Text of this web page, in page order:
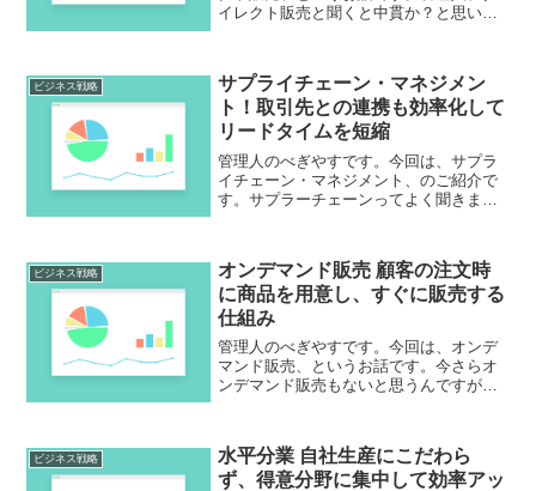
イレクト販売と聞くと中貫か？と思いま
が。ただこれ、中間業者のマージンが不
要になるというメリットはあ...
ビジネス戦略
サプライチェーン・マネジメン
ト！取引先との連携も効率化して
リードタイムを短縮
管理人のべぎやすです。今回は、サプラ
イチェーン・マネジメント、のご紹介で
す。サプラーチェーンってよく聞きます
のことなんだろうとはわかるんですけ
ど。管理人も理解がイマイチ...
ビジネス戦略
オンデマンド販売 顧客の注文時
に商品を用意し、すぐに販売する
仕組み
管理人のべぎやすです。今回は、オンデ
マンド販売、というお話です。今さらオ
ンデマンド販売もないと思うんですが。
屋とか寿司屋とか。注文を聞いてその場
で作って販売してその場で...
ビジネス戦略
水平分業 自社生産にこだわら
ず、得意分野に集中して効率アッ